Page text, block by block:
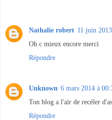
Nathalie robert 11 juin
Oh c mieux encore merci
Répondre
Unknown 6 mars 2014 à
Ton blog a l'air de recéler
Répondre